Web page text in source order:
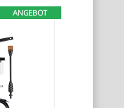
ANGEBOT